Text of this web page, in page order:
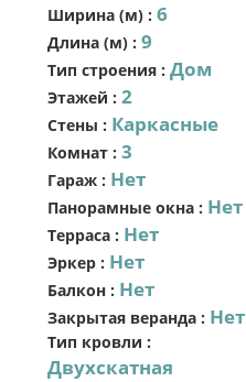
Ширина (м): 6
Длина (м): 9
Тип строения: Дом
Этажей : 2
Стены : Каркасные
Комнат: 3
Гараж: Нет
Панорамные окна: Нет
Терраса: Нет
Эркер: Нет
Балкон: Нет
Закрытая веранда: Нет
Тип кровли :
Двухскатная